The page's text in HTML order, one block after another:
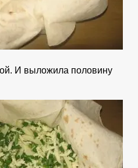
И выложила половину